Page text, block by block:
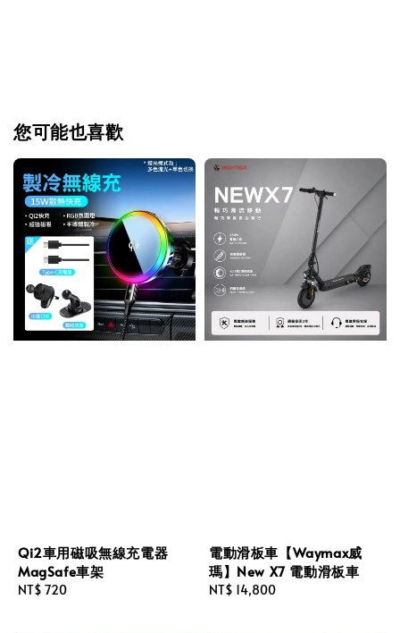
您可能也喜歡
Qi2車用磁吸無線充電器
MagSafe車架
Regular
NT$ 720
電動滑板車【Waymax威
瑪】New X7 電動滑板車
Regular
NT$ 14,800